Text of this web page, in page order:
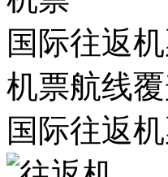
国际往返
机票航线
国际往返